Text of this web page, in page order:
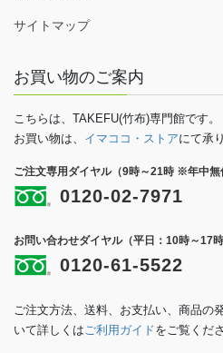
サイトマップ
お買い物のご案内
こちらは、TAKEFU(竹布)専門館です。
お買い物は、 イマココ・ストアにて承
ご注文専用ダイヤル（9時～21時 ※年中無
0120-02-7971
お問い合わせダイヤル（平日：10時～17時
0120-61-5522
ご注文方法、送料、お支払い、商品の
いて詳しくは ご利用ガイドをご覧くだ